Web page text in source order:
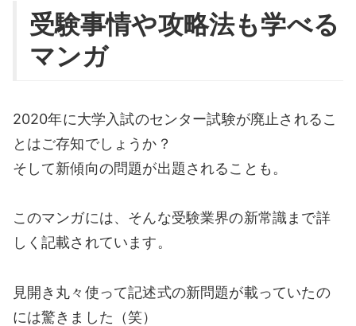
受験事情や攻略法も学べる
マンガ
2020年に大学入試のセンター試験が廃止されるこ
とはご存知でしょうか？
そして新傾向の問題が出題されることも。
このマンガには、そんな受験業界の新常識まで詳
しく記載されています。
見開き丸々使って記述式の新問題が載っていたの
には驚きました（笑）